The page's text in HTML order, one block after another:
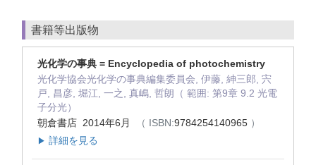
書籍等出版物
光化学の事典 = Encyclopedia of photochemistry
光化学協会光化学の事典編集委員会, 伊藤, 紳三郎, 宍
戸, 昌彦, 堀江, 一之, 真嶋, 哲朗（ 範囲: 第9章 9.2 光電
子分光）
朝倉書店 2014年6月
（ ISBN:9784254140965 ）
▶ 詳細を見る